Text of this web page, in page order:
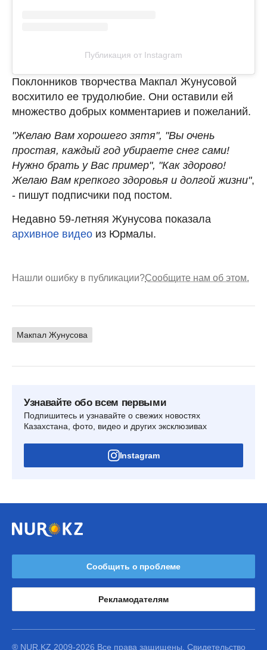
Публикация от Instagram
Поклонников творчества Макпал Жунусовой
восхитило ее трудолюбие. Они оставили ей
множество добрых комментариев и пожеланий.
"Желаю Вам хорошего зятя", "Вы очень
простая, каждый год убираете снег сами!
Нужно брать у Вас пример", "Как здорово!
Желаю Вам крепкого здоровья и долгой жизни",
- пишут подписчики под постом.
Недавно 59-летняя Жунусова показала
архивное видео из Юрмалы.
Нашли ошибку в публикации?Сообщите нам об этом.
Макпал Жунусова
Узнавайте обо всем первыми
Подпишитесь и узнавайте о свежих новостях
Казахстана, фото, видео и других эксклюзивах
Instagram
Сообщить о проблеме
Рекламодателям
® NUR.KZ 2009-2026 Все права защищены. Свидетельство